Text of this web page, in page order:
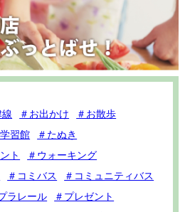
線 ＃お出かけ
＃お散歩
習館
＃たぬき
ト
＃ウォーキング
＃コミバス
＃コミュニティバス
ラレール
＃プレゼント